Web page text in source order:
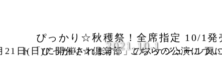
ぴっかり☆秋穫祭！全席指定 10/1発
恒例の「ぴっかり☆秋穫祭！」が11月21日(日)に開催されます。 こちらの公演について、春風亭ぴっかり☆オフィシャルウェブサイト「ぴっかり☆倶楽部」のス
2021.10.1